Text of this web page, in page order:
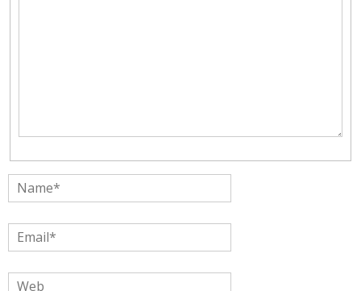
Name*
Email*
Web